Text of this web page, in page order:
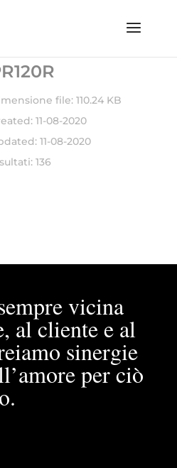
file: 110.24 KB
11-08-2020
11-08-2020
136
vicina
al cliente e al
sinergie
per ciò